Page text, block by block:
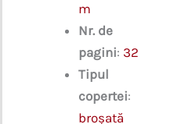
m
Nr. de
pagini: 32
Tipul
copertei:
broşată